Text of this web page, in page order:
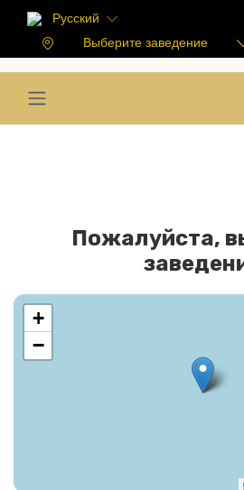
Русский
Выберите заведение
Пожалуйста,
+
−